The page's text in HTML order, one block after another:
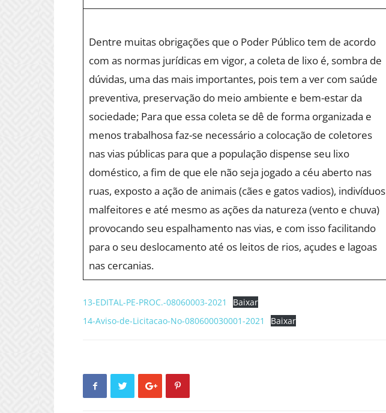
Dentre muitas obrigações que o Poder Público tem de acordo
com as normas jurídicas em vigor, a coleta de lixo é, sombra de
dúvidas, uma das mais importantes, pois tem a ver com saúde
preventiva, preservação do meio ambiente e bem-estar da
sociedade; Para que essa coleta se dê de forma organizada e
menos trabalhosa faz-se necessário a colocação de coletores
nas vias públicas para que a população dispense seu lixo
doméstico, a fim de que ele não seja jogado a céu aberto nas
ruas, exposto a ação de animais (cães e gatos vadios), indivíduos
malfeitores e até mesmo as ações da natureza (vento e chuva)
provocando seu espalhamento nas vias, e com isso facilitando
para o seu deslocamento até os leitos de rios, açudes e lagoas
nas cercanias.
13-EDITAL-PE-PROC.-08060003-2021
Baixar
14-Aviso-de-Licitacao-No-080600030001-2021
Baixar